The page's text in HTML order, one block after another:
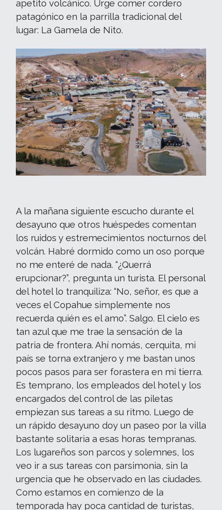
apetito volcánico. Urge comer cordero
patagónico en la parrilla tradicional del
lugar: La Gamela de Nito.
A la mañana siguiente escucho durante el
desayuno que otros huéspedes comentan
los ruidos y estremecimientos nocturnos del
volcán. Habré dormido como un oso porque
no me enteré de nada. “¿Querrá
erupcionar?”, pregunta un turista. El personal
del hotel lo tranquiliza: “No, señor, es que a
veces el Copahue simplemente nos
recuerda quién es el amo”. Salgo. El cielo es
tan azul que me trae la sensación de la
patria de frontera. Ahí nomás, cerquita, mi
país se torna extranjero y me bastan unos
pocos pasos para ser forastera en mi tierra.
Es temprano, los empleados del hotel y los
encargados del control de las piletas
empiezan sus tareas a su ritmo. Luego de
un rápido desayuno doy un paseo por la villa
bastante solitaria a esas horas tempranas.
Los lugareños son parcos y solemnes, los
veo ir a sus tareas con parsimonia, sin la
urgencia que he observado en las ciudades.
Como estamos en comienzo de la
temporada hay poca cantidad de turistas,